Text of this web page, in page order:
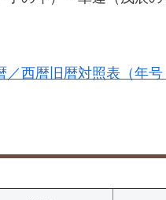
／西暦旧暦対照表（年